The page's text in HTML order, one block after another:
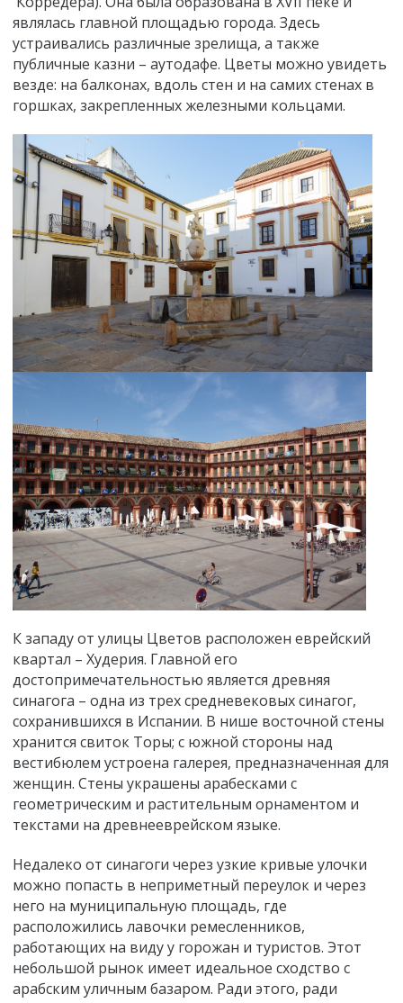
являлась главной площадью города. Здесь
устраивались различные зрелища, а также
публичные казни – аутодафе. Цветы можно увидеть
везде: на балконах, вдоль стен и на самих стенах в
горшках, закрепленных железными кольцами.
К западу от улицы Цветов расположен еврейский
квартал – Худерия. Главной его
достопримечательностью является древняя
синагога – одна из трех средневековых синагог,
сохранившихся в Испании. В нише восточной стены
хранится свиток Торы; с южной стороны над
вестибюлем устроена галерея, предназначенная для
женщин. Стены украшены арабесками с
геометрическим и растительным орнаментом и
текстами на древнееврейском языке.
Недалеко от синагоги через узкие кривые улочки
можно попасть в неприметный переулок и через
него на муниципальную площадь, где
расположились лавочки ремесленников,
работающих на виду у горожан и туристов. Этот
небольшой рынок имеет идеальное сходство с
арабским уличным базаром. Ради этого, ради